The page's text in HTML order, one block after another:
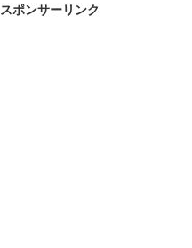
スポンサーリンク